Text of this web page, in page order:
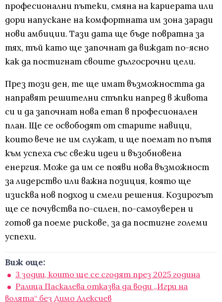
професионални пътеки, смяна на кариерата или
дори напускане на комфортната им зона заради
нови амбиции. Тази дата ще бъде повратна за
тях, тъй като ще започнат да виждат по-ясно
как да постигнат своите дългосрочни цели.
През този ден, те ще имат възможността да
направят решителни стъпки напред в живота
си и да започнат нова етап в професионален
план. Ще се освободят от старите навици,
които вече не им служат, и ще поемат по пътя
към успеха със свежи идеи и възобновена
енергия. Може да им се появи нова възможност
за лидерство или важна позиция, която ще
изисква нов подход и смели решения. Козирогът
ще се почувства по-силен, по-самоуверен и
готов да поеме рискове, за да постигне големи
успехи.
Виж още:
3 зодии, които ще се сгодят през 2025 година
Ралица Паскалева отказва да води „Игри на
волята“ без Димо Алексиев